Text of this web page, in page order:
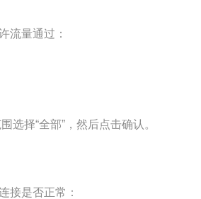
流量通过：
选择“全部”，然后点击确认。
接是否正常：